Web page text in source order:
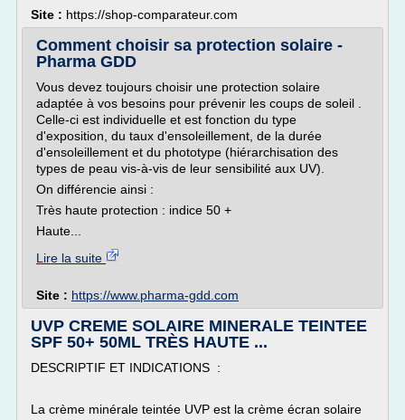
Site : https://shop-comparateur.com
Comment choisir sa protection solaire -
Pharma GDD
Vous devez toujours choisir une protection solaire
adaptée à vos besoins pour prévenir les coups de soleil .
Celle-ci est individuelle et est fonction du type
d'exposition, du taux d'ensoleillement, de la durée
d'ensoleillement et du phototype (hiérarchisation des
types de peau vis-à-vis de leur sensibilité aux UV).
On différencie ainsi :
Très haute protection : indice 50 +
Haute...
Lire la suite
Site : https://www.pharma-gdd.com
UVP CREME SOLAIRE MINERALE TEINTEE
SPF 50+ 50ML TRÈS HAUTE ...
DESCRIPTIF ET INDICATIONS :
La crème minérale teintée UVP est la crème écran solaire